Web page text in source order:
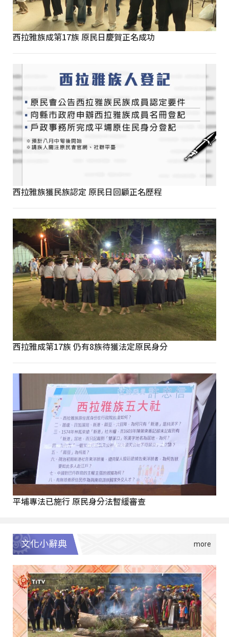
西拉雅族成第17族 原民日慶賀正名成功
西拉雅族獲民族認定 原民日回顧正名歷程
西拉雅成第17族 仍有8族待獲法定原民身分
平埔專法已施行 原民身分法暫緩審查
文化小辭典